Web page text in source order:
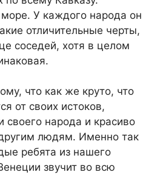
У каждого народа он
отличительные черты,
соседей, хотя в целом
что как же круто, что
от своих истоков,
народа и красиво
людям. Именно так
ребята из нашего
звучит во всю